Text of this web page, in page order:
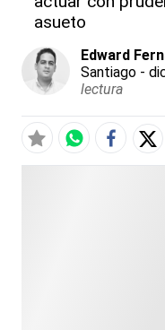
asueto
Edward
Santiago -
lectura